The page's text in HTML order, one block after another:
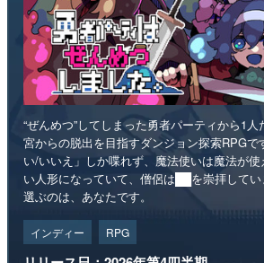
“ぜんめつ”してしまった勇者パーティから1
宮からの脱出を目指すダンジョン探索RPGで
い/いいえ」しか喋れず、魔法使いは魔法が
い人形になっていて、僧侶は██を崇拝して
選ぶのは、あなたです。
インディー RPG